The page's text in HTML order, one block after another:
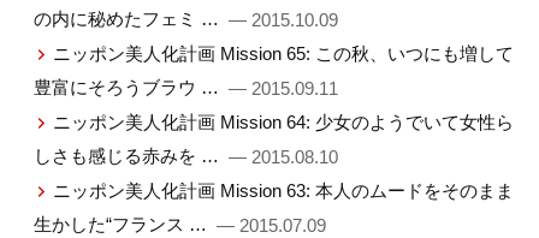
の内に秘めたフェミ … — 2015.10.09
ニッポン美人化計画 Mission 65: この秋、いつにも増して
豊富にそろうブラウ … — 2015.09.11
ニッポン美人化計画 Mission 64: 少女のようでいて女性ら
しさも感じる赤みを … — 2015.08.10
ニッポン美人化計画 Mission 63: 本人のムードをそのまま
生かした“フランス … — 2015.07.09